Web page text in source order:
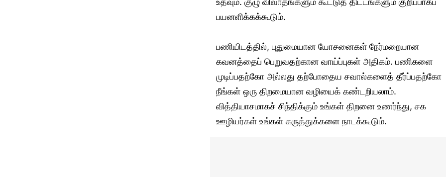
பயனளிக்கக்கூடும்.
பணியிடத்தில், புதுமையான யோசனைகள் நேர்மறையான
கவனத்தைப் பெறுவதற்கான வாய்ப்புகள் அதிகம். பணிகளை
முடிப்பதற்கோ அல்லது தற்போதைய சவால்களைத் தீர்ப்பதற்கோ
நீங்கள் ஒரு திறமையான வழியைக் கண்டறியலாம்.
வித்தியாசமாகச் சிந்திக்கும் உங்கள் திறனை உணர்ந்து, சக
ஊழியர்கள் உங்கள் கருத்துக்களை நாடக்கூடும்.